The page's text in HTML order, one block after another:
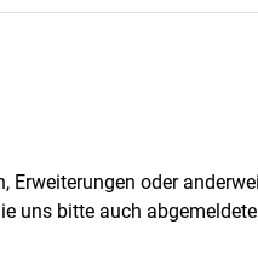
oder
uns bitte auch